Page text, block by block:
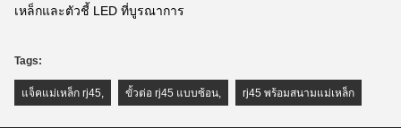
เหล็กและตัวชี้ LED ที่บูรณาการ
Tags:
แจ็คแม่เหล็ก rj45, ขั้วต่อ rj45 แบบซ้อน, rj45 พร้อมสนามแม่เหล็ก